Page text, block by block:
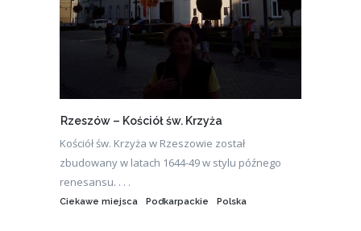
Rzeszów – Kościół św. Krzyża
Kościół św. Krzyża w Rzeszowie został
zbudowany w latach 1644-49 w stylu późnego
renesansu. . . .
Ciekawe miejsca Podkarpackie Polska